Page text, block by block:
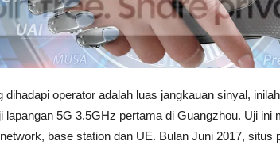
dihadapi operator adalah luas jangkauan sinyal,
lapangan 5G 3.5GHz pertama di Guangzhou. Uji ini
base station dan UE. Bulan Juni 2017, situs